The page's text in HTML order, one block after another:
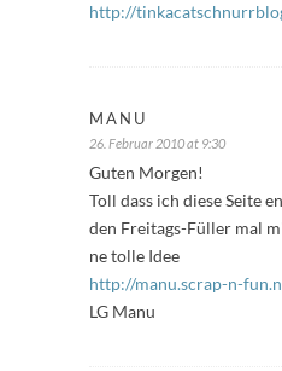
http://
MANU
26. Februar 2010 at 9:30
Guten Morgen!
Toll dass ich diese Seite
den Freitags-Füller mal
ne tolle Idee
http://manu.scrap-n-
LG Manu